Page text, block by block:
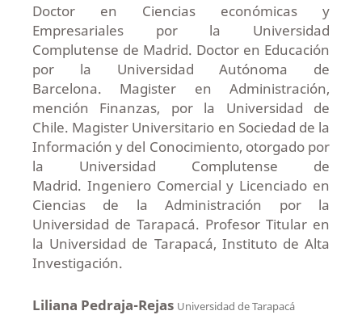
Doctor en Ciencias económicas y
Empresariales por la Universidad
Complutense de Madrid. Doctor en Educación
por la Universidad Autónoma de
Barcelona. Magister en Administración,
mención Finanzas, por la Universidad de
Chile. Magister Universitario en Sociedad de la
Información y del Conocimiento, otorgado por
la Universidad Complutense de
Madrid. Ingeniero Comercial y Licenciado en
Ciencias de la Administración por la
Universidad de Tarapacá. Profesor Titular en
la Universidad de Tarapacá, Instituto de Alta
Investigación.
Liliana Pedraja-Rejas Universidad de Tarapacá